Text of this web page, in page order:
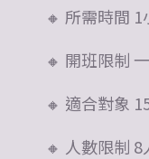
🔸 所需時間 1
🔸 開班限制
🔸 適合對象
🔸 人數限制